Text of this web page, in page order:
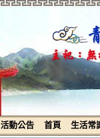
活動公告 首頁 生活常